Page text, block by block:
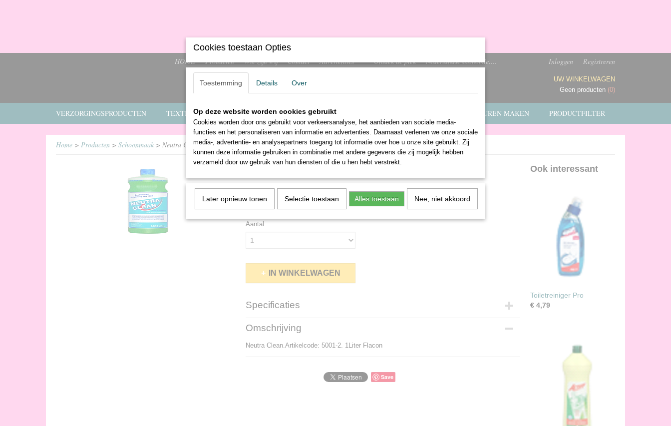
HOME Producten Wie zijn wij Contact Advertenties Ontdek de plek Nederlandse economie.... Inloggen Registreren
UW WINKELWAGEN
Geen producten (0)
PRODUCTFILTER
FACTUREN MAKEN
VERZORGINGSPRODUCTEN TEXTIEL ELEKTRONICA GEREEDSCHAP
Home > Producten > Schoonmaak > Neutra Clean
Neutra Clean
€ 7,49
✓Op voorraad- Levertijd 1-5 werkdagen
Aantal
IN WINKELWAGEN
Specificaties
Productcode
Productcode leverancier
Netto gewicht
Omschrijving
Neutra Clean.Artikelcode: 5001-2. 1Liter Flacon
Save
Ook interessant
Toiletreiniger Pro
€ 4,79
Cookies toestaan Opties
Toestemming Details Over
Op deze website worden cookies gebruikt
Cookies worden door ons gebruikt voor verkeersanalyse, het aanbieden van sociale media-
functies en het personaliseren van informatie en advertenties. Daarnaast verlenen we onze sociale
media-, advertentie- en analysepartners toegang tot informatie over hoe u onze site gebruikt. Zij
kunnen deze informatie gebruiken in combinatie met andere gegevens die zij mogelijk hebben
verzameld door uw gebruik van hun diensten of die u hen hebt verstrekt.
Later opnieuw tonen Selectie toestaan Alles toestaan Nee, niet akkoord